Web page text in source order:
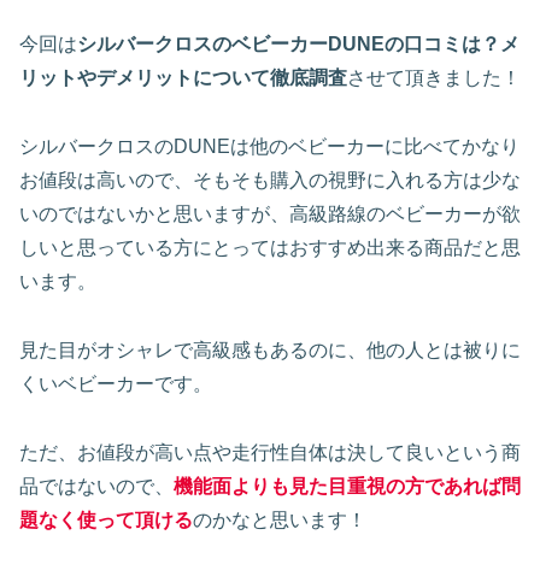
今回はシルバークロスのベビーカーDUNEの口コミは？メ
リットやデメリットについて徹底調査させて頂きました！
シルバークロスのDUNEは他のベビーカーに比べてかなり
お値段は高いので、そもそも購入の視野に入れる方は少な
いのではないかと思いますが、高級路線のベビーカーが欲
しいと思っている方にとってはおすすめ出来る商品だと思
います。
見た目がオシャレで高級感もあるのに、他の人とは被りに
くいベビーカーです。
ただ、お値段が高い点や走行性自体は決して良いという商
品ではないので、 機能面よりも見た目重視の方であれば問
題なく使って頂けるのかなと思います！